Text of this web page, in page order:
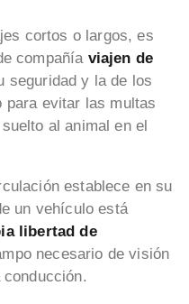
cortos o largos, es
compañía viajen de
seguridad y la de los
para evitar las multas
al animal en el
establece en su
un vehículo está
libertad de
necesario de visión